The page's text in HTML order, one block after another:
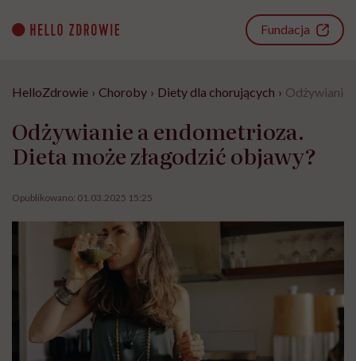
content
Fundacja
HelloZdrowie › Choroby › Diety dla chorujących › Odżywianie
Odżywianie a endometrioza.
Dieta może złagodzić objawy?
Opublikowano: 01.03.2025 15:25